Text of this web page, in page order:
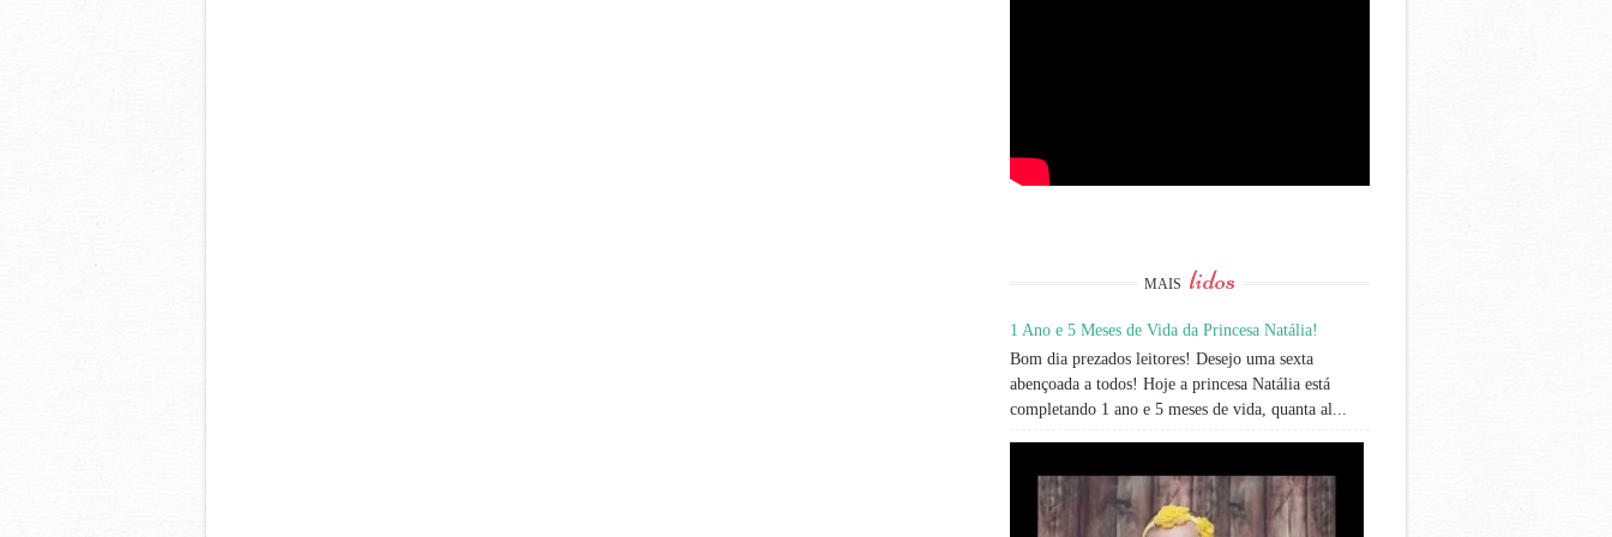
MAIS lidos
1 Ano e 5 Meses de Vida da Princesa Natália!
Bom dia prezados leitores! Desejo uma sexta
abençoada a todos! Hoje a princesa Natália está
completando 1 ano e 5 meses de vida, quanta al...